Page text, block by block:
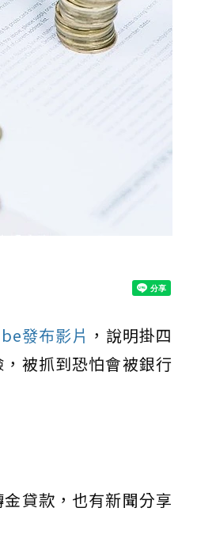
發布影片 ，說明掛四
被抓到恐怕會被銀行
貸款，也有新聞分享